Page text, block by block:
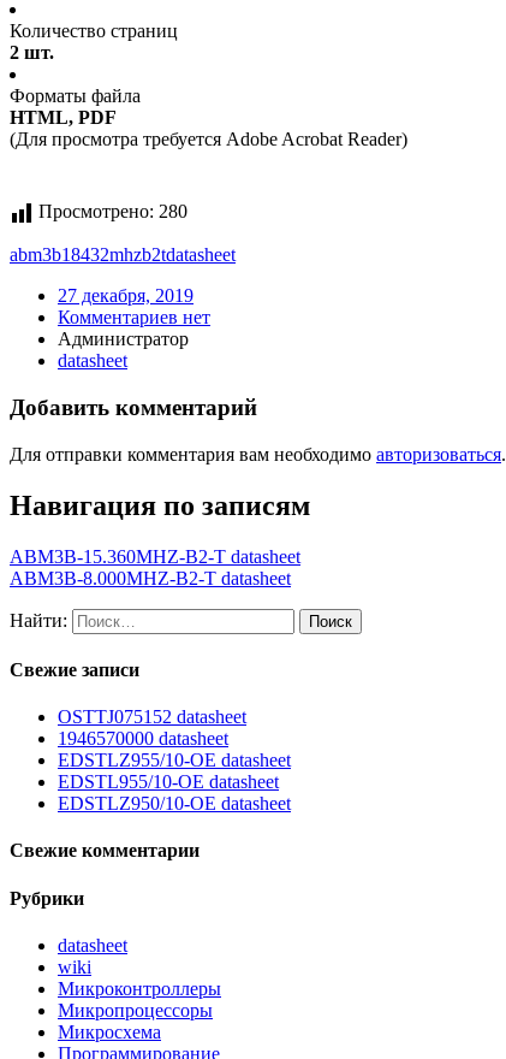
Количество страниц
2 шт.
Форматы файла
HTML, PDF
(Для просмотра требуется Adobe Acrobat Reader)
Просмотрено: 280
abm3b18432mhzb2tdatasheet
27 декабря, 2019
Комментариев нет
Администратор
datasheet
Добавить комментарий
Для отправки комментария вам необходимо авторизоваться.
Навигация по записям
ABM3B-15.360MHZ-B2-T datasheet
ABM3B-8.000MHZ-B2-T datasheet
Найти:
Свежие записи
OSTTJ075152 datasheet
1946570000 datasheet
EDSTLZ955/10-OE datasheet
EDSTL955/10-OE datasheet
EDSTLZ950/10-OE datasheet
Свежие комментарии
Рубрики
datasheet
wiki
Микроконтроллеры
Микропроцессоры
Микросхема
Программирование